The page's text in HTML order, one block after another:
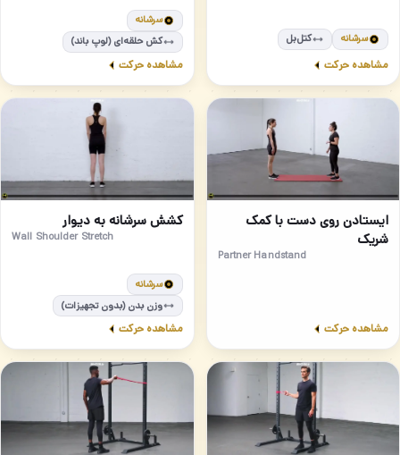
سرشانه کتل‌بل
مشاهده حرکت
سرشانه
کش حلقه‌ای (لوپ باند)
مشاهده حرکت
83
ایستادن روی دست با کمک
شریک
Partner Handstand
مشاهده حرکت
84 مبتدی
کشش سرشانه به دیوار
Wall Shoulder Stretch
سرشانه
وزن بدن (بدون تجهیزات)
مشاهده حرکت